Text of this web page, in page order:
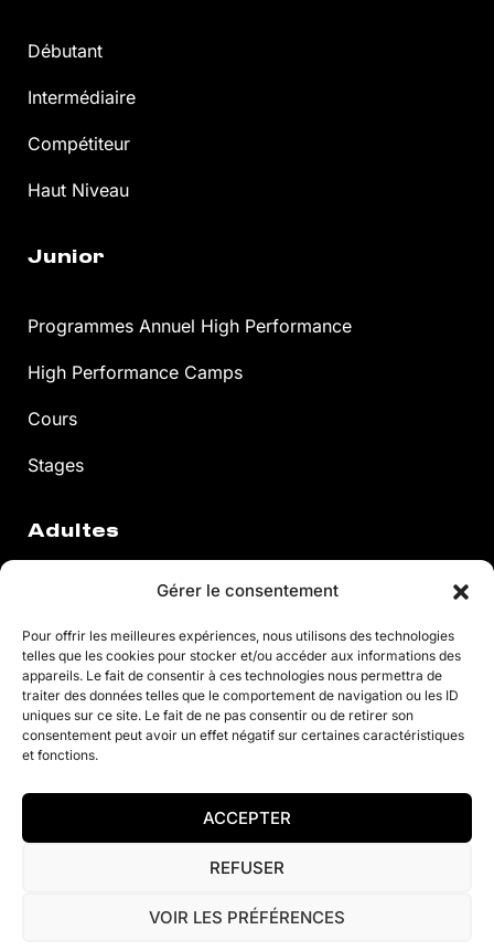
Gérer le consentement
Pour offrir les meilleures expériences, nous utilisons des technologies
telles que les cookies pour stocker et/ou accéder aux informations des
appareils. Le fait de consentir à ces technologies nous permettra de
traiter des données telles que le comportement de navigation ou les ID
uniques sur ce site. Le fait de ne pas consentir ou de retirer son
consentement peut avoir un effet négatif sur certaines caractéristiques
et fonctions.
ACCEPTER
REFUSER
VOIR LES PRÉFÉRENCES
Débutant
Intermédiaire
Compétiteur
Haut Niveau
Junior
Programmes Annuel High Performance
High Performance Camps
Cours
Stages
Adultes
Cours Annuels
Stages
À la Carte
© 2021 Justine Henin Academy